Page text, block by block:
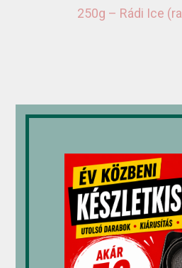
250g – Rádi Ice
Kapcsolódó
Műanyag